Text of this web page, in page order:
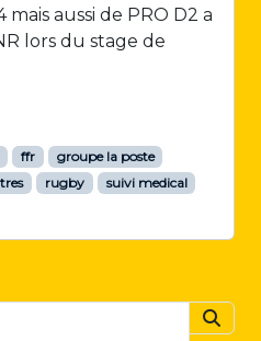
mais aussi de PRO D2 a
lors du stage de
ffr
groupe la poste
rugby
suivi medical